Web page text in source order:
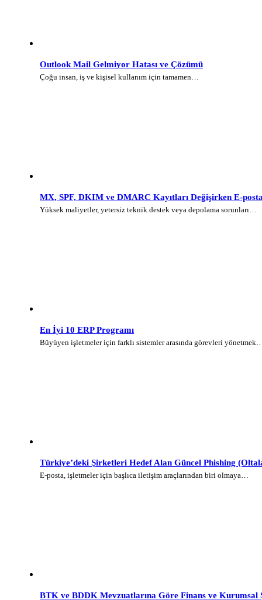
Outlook Mail Gelmiyor Hatası ve Çözümü
Çoğu insan, iş ve kişisel kullanım için tamamen…
MX, SPF, DKIM ve DMARC Kayıtları Değişirken E-
Yüksek maliyetler, yetersiz teknik destek veya depolama sorunları…
En İyi 10 ERP Programı
Büyüyen işletmeler için farklı sistemler arasında görevleri
Türkiye’deki Şirketleri Hedef Alan Güncel Phishing
E-posta, işletmeler için başlıca iletişim araçlarından biri olmaya…
BTK ve BDDK Mevzuatlarına Göre Finans ve